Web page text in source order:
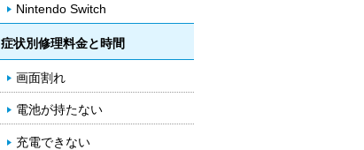
Nintendo Switch
症状別修理料金と時間
画面割れ
電池が持たない
充電できない